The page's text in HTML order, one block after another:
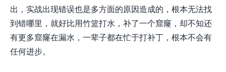
出，实战出现错误也是多方面的原因造成的，根本无法找
到错哪里，就好比用竹篮打水，补了一个窟窿，却不知还
有更多窟窿在漏水，一辈子都在忙于打补丁，根本不会有
任何进步。